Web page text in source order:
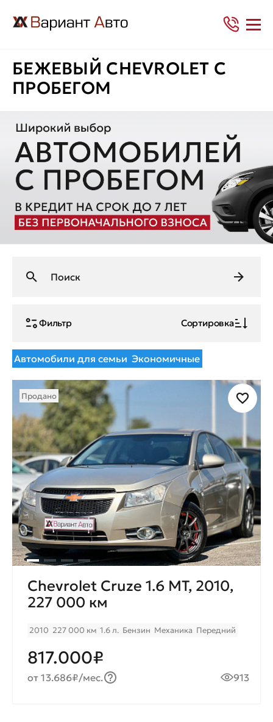
БЕЖЕВЫЙ CHEVROLET С
ПРОБЕГОМ
Фильтр Сортировка
Автомобили для семьи Экономичные
Продано
Chevrolet Cruze 1.6 MT, 2010,
227 000 км
2010 227 000 км 1.6 л. Бензин Механика Передний
817.000₽
от 13.686₽/мес. 913